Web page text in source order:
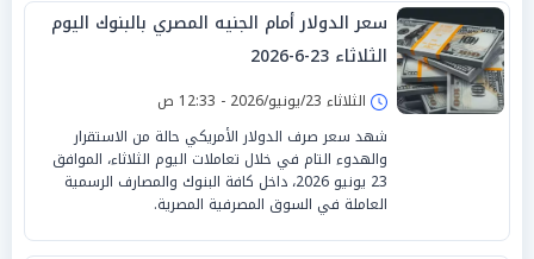
سعر الدولار أمام الجنيه المصري بالبنوك اليوم
الثلاثاء 23-6-2026
الثلاثاء 23/يونيو/2026 - 12:33 ص
شهد سعر صرف الدولار الأمريكي حالة من الاستقرار
والهدوء التام في خلال تعاملات اليوم الثلاثاء، الموافق
23 يونيو 2026، داخل كافة البنوك والمصارف الرسمية
العاملة في السوق المصرفية المصرية.